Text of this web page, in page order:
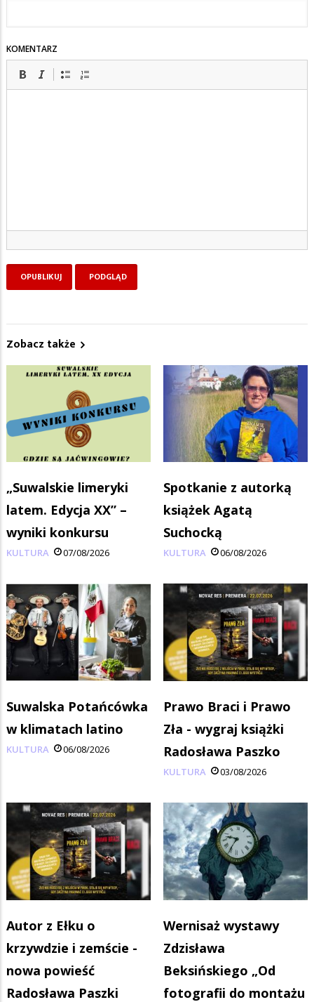
KOMENTARZ
Zobacz także
„Suwalskie limeryki
latem. Edycja XX” –
wyniki konkursu
KULTURA 07/08/2026
Spotkanie z autorką
książek Agatą
Suchocką
KULTURA 06/08/2026
Suwalska Potańcówka
w klimatach latino
KULTURA 06/08/2026
Prawo Braci i Prawo
Zła - wygraj książki
Radosława Paszko
KULTURA 03/08/2026
Autor z Ełku o
krzywdzie i zemście -
nowa powieść
Radosława Paszki
Wernisaż wystawy
Zdzisława
Beksińskiego „Od
fotografii do montażu